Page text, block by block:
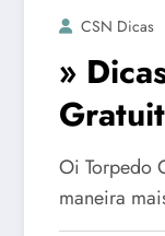
CSN Dicas
»
Oi Torpedo
maneira